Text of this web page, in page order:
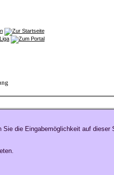
die Eingabemöglichkeit auf dieser